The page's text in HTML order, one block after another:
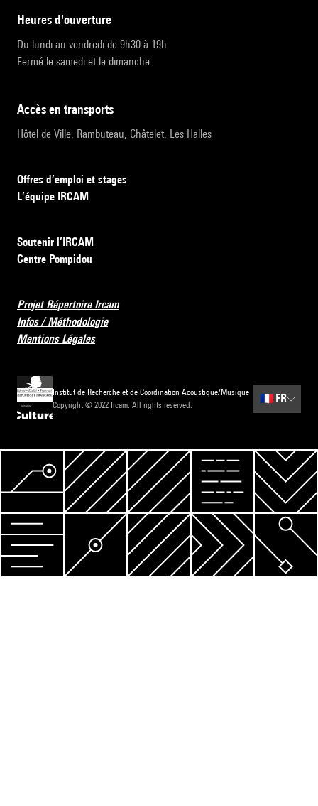
heures d'ouverture
Du lundi au vendredi de 9h30 à 19h
Fermé le samedi et le dimanche
accès en transports
Hôtel de Ville, Rambuteau, Châtelet, Les Halles
Offres d’emploi et stages
L’équipe IRCAM
Soutenir l’IRCAM
Centre Pompidou
Projet Répertoire Ircam
Infos / Méthodologie
Mentions Légales
Institut de Recherche et de Coordination Acoustique/Musique
Copyright © 2022 Ircam. All rights reserved.
🇫🇷 FR